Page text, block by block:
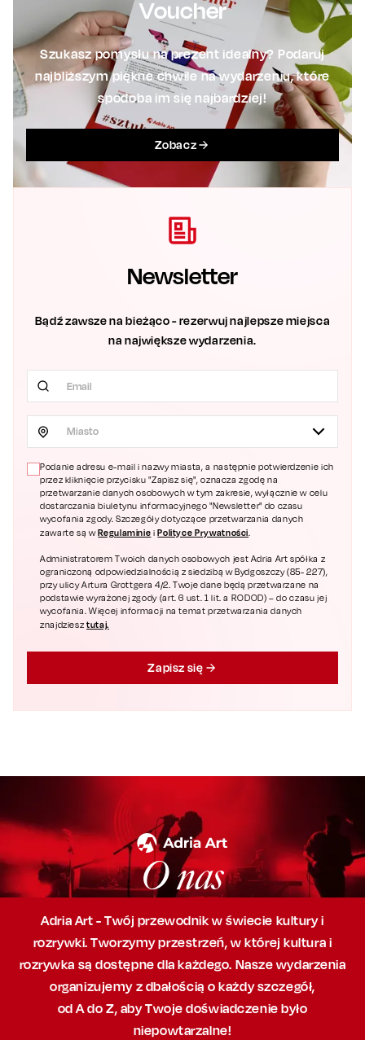
Voucher
Szukasz pomysłu na prezent idealny? Podaruj
najbliższym piękne chwile na wydarzeniu, które
spodoba im się najbardziej!
Zobacz
Newsletter
Bądź zawsze na bieżąco - rezerwuj najlepsze miejsca
na największe wydarzenia.
Miasto
Podanie adresu e-mail i nazwy miasta, a następnie potwierdzenie ich
przez kliknięcie przycisku "Zapisz się", oznacza zgodę na
przetwarzanie danych osobowych w tym zakresie, wyłącznie w celu
dostarczania biuletynu informacyjnego "Newsletter" do czasu
wycofania zgody. Szczegóły dotyczące przetwarzania danych
zawarte są wRegulaminie iPolityce Prywatności.
Administratorem Twoich danych osobowych jest Adria Art spółka z
ograniczoną odpowiedzialnością z siedzibą w Bydgoszczy (85- 227),
przy ulicy Artura Grottgera 4/2. Twoje dane będą przetwarzane na
podstawie wyrażonej zgody (art. 6 ust. 1 lit. a RODOD) – do czasu jej
wycofania. Więcej informacji na temat przetwarzania danych
znajdziesztutaj.
Zapisz się
O nas
Adria Art - Twój przewodnik w świecie kultury i
rozrywki. Tworzymy przestrzeń,w której kultura i
rozrywka są dostępne dla każdego. Nasze wydarzenia
organizujemy z dbałością o każdy szczegół,
od A do Z, abyTwoje doświadczenie było
niepowtarzalne!